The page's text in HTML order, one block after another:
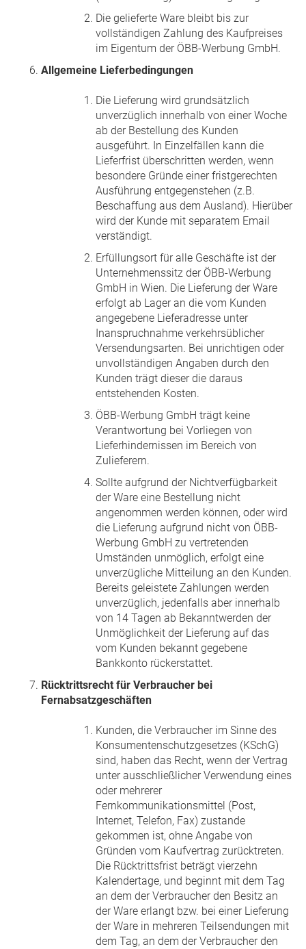
Die gelieferte Ware bleibt bis zur
vollständigen Zahlung des Kaufpreises
im Eigentum der ÖBB-Werbung GmbH.
Allgemeine Lieferbedingungen
Die Lieferung wird grundsätzlich
unverzüglich innerhalb von einer Woche
ab der Bestellung des Kunden
ausgeführt. In Einzelfällen kann die
Lieferfrist überschritten werden, wenn
besondere Gründe einer fristgerechten
Ausführung entgegenstehen (z.B.
Beschaffung aus dem Ausland). Hierüber
wird der Kunde mit separatem Email
verständigt.
Erfüllungsort für alle Geschäfte ist der
Unternehmenssitz der ÖBB-Werbung
GmbH in Wien. Die Lieferung der Ware
erfolgt ab Lager an die vom Kunden
angegebene Lieferadresse unter
Inanspruchnahme verkehrsüblicher
Versendungsarten. Bei unrichtigen oder
unvollständigen Angaben durch den
Kunden trägt dieser die daraus
entstehenden Kosten.
ÖBB-Werbung GmbH trägt keine
Verantwortung bei Vorliegen von
Lieferhindernissen im Bereich von
Zulieferern.
Sollte aufgrund der Nichtverfügbarkeit
der Ware eine Bestellung nicht
angenommen werden können, oder wird
die Lieferung aufgrund nicht von ÖBB-
Werbung GmbH zu vertretenden
Umständen unmöglich, erfolgt eine
unverzügliche Mitteilung an den Kunden.
Bereits geleistete Zahlungen werden
unverzüglich, jedenfalls aber innerhalb
von 14 Tagen ab Bekanntwerden der
Unmöglichkeit der Lieferung auf das
vom Kunden bekannt gegebene
Bankkonto rückerstattet.
Rücktrittsrecht für Verbraucher bei
Fernabsatzgeschäften
Kunden, die Verbraucher im Sinne des
Konsumentenschutzgesetzes (KSchG)
sind, haben das Recht, wenn der Vertrag
unter ausschließlicher Verwendung eines
oder mehrerer
Fernkommunikationsmittel (Post,
Internet, Telefon, Fax) zustande
gekommen ist, ohne Angabe von
Gründen vom Kaufvertrag zurücktreten.
Die Rücktrittsfrist beträgt vierzehn
Kalendertage, und beginnt mit dem Tag
an dem der Verbraucher den Besitz an
der Ware erlangt bzw. bei einer Lieferung
der Ware in mehreren Teilsendungen mit
dem Tag, an dem der Verbraucher den